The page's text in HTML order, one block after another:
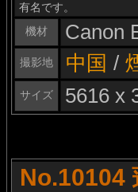
有名です。
機材
Canon
撮影地 中国 /
サイズ 5616 x
No.10104